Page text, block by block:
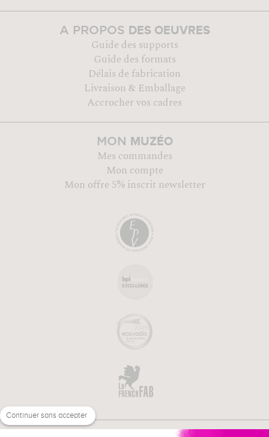
A PROPOS DES OEUVRES
Guide des supports
Guide des formats
Délais de fabrication
Livraison & Emballage
Accrocher vos cadres
MON MUZÉO
Mes commandes
Mon compte
Mon offre 5% inscrit newsletter
Continuer sans accepter